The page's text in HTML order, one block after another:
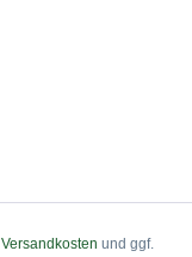
Versandkosten und ggf.